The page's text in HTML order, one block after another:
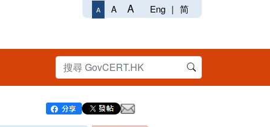
A A A Eng | 简